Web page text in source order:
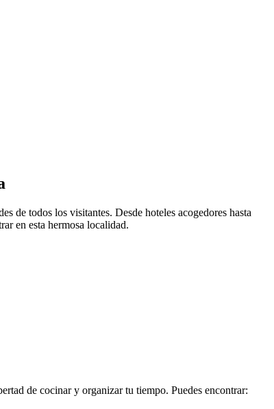
de todos los visitantes. Desde hoteles acogedores hasta
en esta hermosa localidad.
de cocinar y organizar tu tiempo. Puedes encontrar: